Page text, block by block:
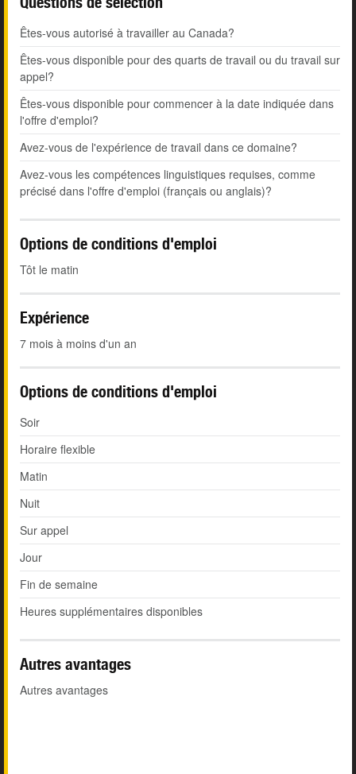
Êtes-vous autorisé à travailler au Canada?
Êtes-vous disponible pour des quarts de travail ou du travail sur
appel?
Êtes-vous disponible pour commencer à la date indiquée dans
l'offre d'emploi?
Avez-vous de l'expérience de travail dans ce domaine?
Avez-vous les compétences linguistiques requises, comme
précisé dans l'offre d'emploi (français ou anglais)?
Options de conditions d'emploi
Tôt le matin
Expérience
7 mois à moins d'un an
Options de conditions d'emploi
Soir
Horaire flexible
Matin
Nuit
Sur appel
Jour
Fin de semaine
Heures supplémentaires disponibles
Autres avantages
Autres avantages